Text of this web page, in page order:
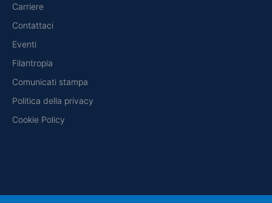
Carriere
Contattaci
Eventi
Filantropia
Comunicati stampa
Politica della privacy
Cookie Policy